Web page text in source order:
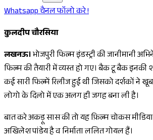
Whatsapp चैनल फॉलो करे !
कुलदीप चौरसिया
लखनऊ।भोजपुरी फिल्म इंडस्ट्री की जानीमानी
फिल्म की तैयारी में व्यस्त हो गए। बैक टू बैक
कई सारी फिल्में रिलीज हुई थी जिसको दर्शकों ने
लोगो के दिलो में एक अलग ही जगह बना ली है।
बात करे अकड़ू सास की तो यह फ़िल्म चोकस
अखिलेश पांडेय है व निर्माता ललित गोयल हैं।